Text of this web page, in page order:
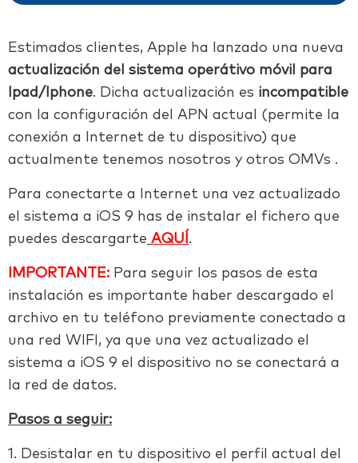
Estimados clientes, Apple ha lanzado una nueva
actualización del sistema operátivo móvil para
Ipad/Iphone. Dicha actualización es incompatible
con la configuración del APN actual (permite la
conexión a Internet de tu dispositivo) que
actualmente tenemos nosotros y otros OMVs .
Para conectarte a Internet una vez actualizado
el sistema a iOS 9 has de instalar el fichero que
puedes descargarte AQUÍ .
IMPORTANTE: Para seguir los pasos de esta
instalación es importante haber descargado el
archivo en tu teléfono previamente conectado a
una red WIFI, ya que una vez actualizado el
sistema a iOS 9 el dispositivo no se conectará a
la red de datos.
Pasos a seguir:
1. Desistalar en tu dispositivo el perfil actual del